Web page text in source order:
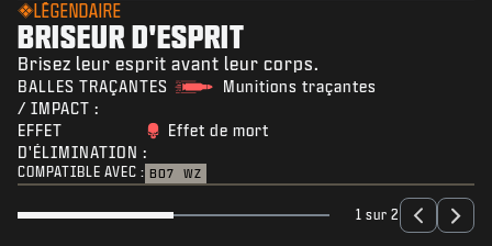
LÉGENDAIRE
BRISEUR D'ESPRIT
Brisez leur esprit avant leur corps.
BALLES TRAÇANTES
/ IMPACT :
Munitions traçantes
EFFET
D'ÉLIMINATION :
Effet de mort
COMPATIBLE AVEC : BO7 WZ
1 sur 2